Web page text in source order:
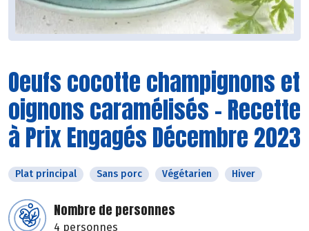
Oeufs cocotte champignons et
oignons caramélisés - Recette
à Prix Engagés Décembre 2023
Plat principal Sans porc Végétarien Hiver
Nombre de personnes
4 personnes